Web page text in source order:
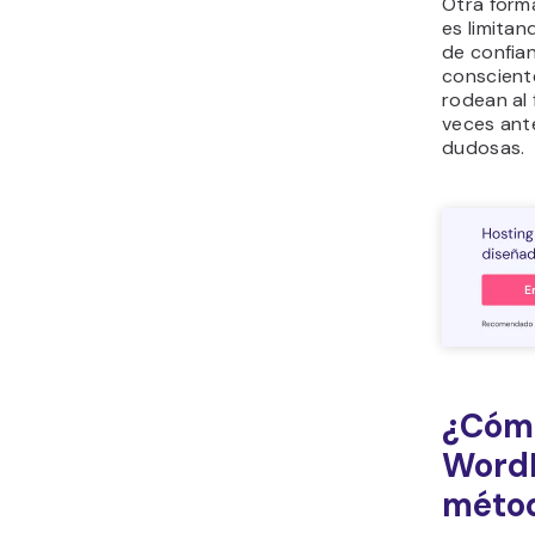
es
de
rodean al
veces
dudosas.